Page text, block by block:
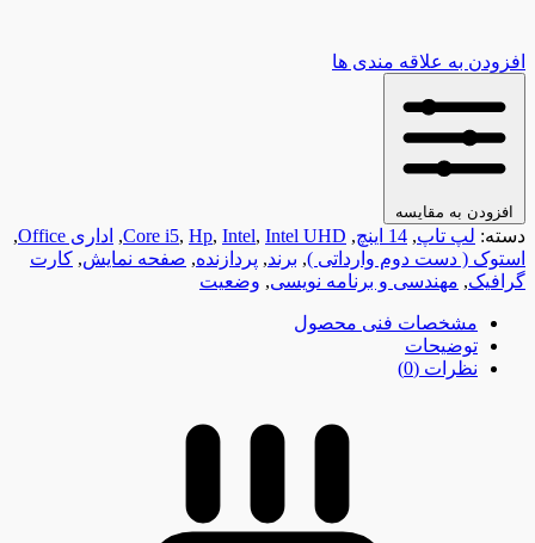
افزودن به علاقه مندی ها
افزودن به مقایسه
دسته: لپ تاپ, 14 اینچ ,
Core i5, Hp, Intel, Intel UHD
, اداری Office
,
استوک ( دست دوم وارداتی ), برند, پردازنده, صفحه نمایش, کارت
گرافیک, مهندسی و برنامه نویسی, وضعیت
مشخصات فنی محصول
توضیحات
نظرات (0)